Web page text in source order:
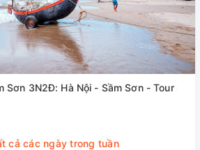
Sơn 3N2Đ: Hà Nội - Sầm Sơn - Tour
cả các ngày trong tuần